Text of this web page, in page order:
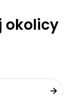
okolicy